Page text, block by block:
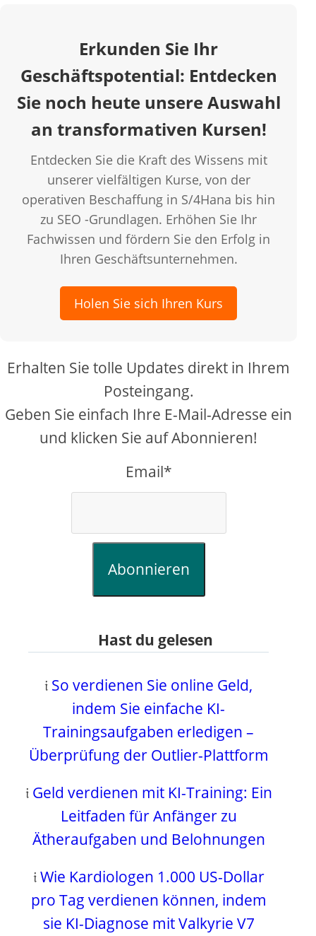
Erkunden Sie Ihr
Geschäftspotential: Entdecken
Sie noch heute unsere Auswahl
an transformativen Kursen!
Entdecken Sie die Kraft des Wissens mit
unserer vielfältigen Kurse, von der
operativen Beschaffung in S/4Hana bis hin
zu SEO -Grundlagen. Erhöhen Sie Ihr
Fachwissen und fördern Sie den Erfolg in
Ihren Geschäftsunternehmen.
Holen Sie sich Ihren Kurs
Erhalten Sie tolle Updates direkt in Ihrem
Posteingang.
Geben Sie einfach Ihre E-Mail-Adresse ein
und klicken Sie auf Abonnieren!
Email*
Abonnieren
Hast du gelesen
𝔦 So verdienen Sie online Geld,
indem Sie einfache KI-
Trainingsaufgaben erledigen –
Überprüfung der Outlier-Plattform
𝔦 Geld verdienen mit KI-Training: Ein
Leitfaden für Anfänger zu
Ätheraufgaben und Belohnungen
𝔦Wie Kardiologen 1.000 US-Dollar
pro Tag verdienen können, indem
sie KI-Diagnose mit Valkyrie V7